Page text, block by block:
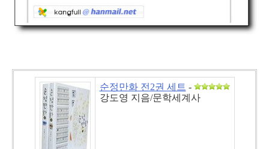
순정만화 전2권 세트 -
강도영 지음/문학세계사